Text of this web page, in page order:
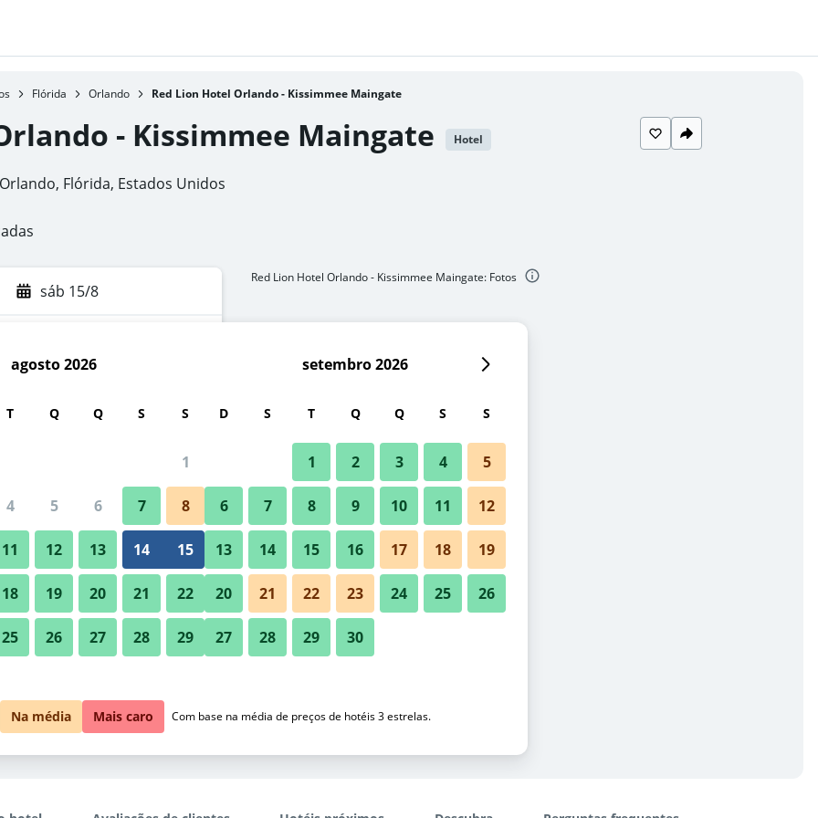
Flórida Orlando Red Lion Hotel Orlando - Kissimmee Maingate
- Kissimmee Maingate Hotel
Flórida, Estados Unidos
sáb 15/8
Ver preços
Ver preços
Red Lion Hotel Orlando - Kissimmee Maingate: Fotos
agosto 2026
T Q Q S S
1
4 5 6 7 8
11 12 13 14 15
18 19 20 21 22
25 26 27 28 29
setembro 2026
D S T Q Q S S
1 2 3 4 5
6 7 8 9 10 11 12
13 14 15 16 17 18 19
20 21 22 23 24 25 26
27 28 29 30
Na média Mais caro Com base na média de preços de hotéis 3 estrelas.